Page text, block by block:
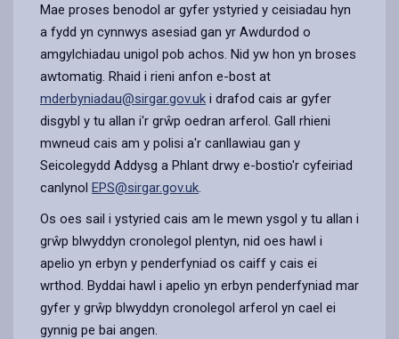
Mae proses benodol ar gyfer ystyried y ceisiadau hyn
a fydd yn cynnwys asesiad gan yr Awdurdod o
amgylchiadau unigol pob achos. Nid yw hon yn broses
awtomatig. Rhaid i rieni anfon e-bost at
mderbyniadau@sirgar.gov.uk i drafod cais ar gyfer
disgybl y tu allan i'r grŵp oedran arferol. Gall rhieni
mwneud cais am y polisi a'r canllawiau gan y
Seicolegydd Addysg a Phlant drwy e-bostio'r cyfeiriad
canlynol EPS@sirgar.gov.uk.
Os oes sail i ystyried cais am le mewn ysgol y tu allan i
grŵp blwyddyn cronolegol plentyn, nid oes hawl i
apelio yn erbyn y penderfyniad os caiff y cais ei
wrthod. Byddai hawl i apelio yn erbyn penderfyniad mar
gyfer y grŵp blwyddyn cronolegol arferol yn cael ei
gynnig pe bai angen.